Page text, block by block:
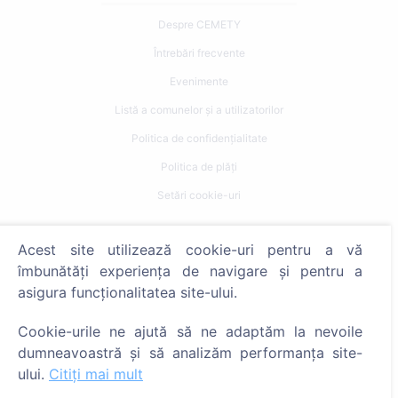
Despre CEMETY
Întrebări frecvente
Evenimente
Listă a comunelor și a utilizatorilor
Politica de confidențialitate
Politica de plăți
Setări cookie-uri
Caută decedați
Caută cimitire
Servicii
Acest site utilizează cookie-uri pentru a vă
îmbunătăți experiența de navigare și pentru a
asigura funcționalitatea site-ului.
Cookie-urile ne ajută să ne adaptăm la nevoile
dumneavoastră și să analizăm performanța site-
ului. Citiți mai mult